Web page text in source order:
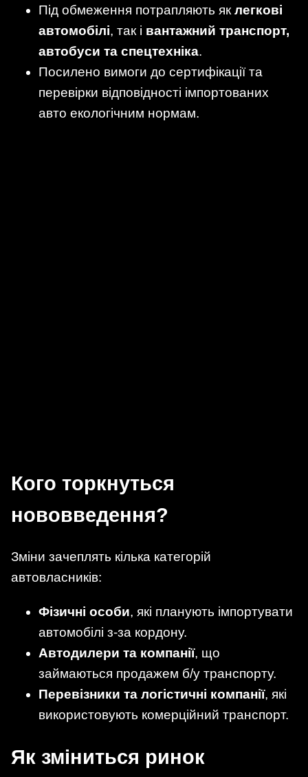
Під обмеження потрапляють яклегкові
автомобілі, так і вантажний транспорт,
автобуси та спецтехніка.
Посилено вимоги до сертифікації та
перевірки відповідності імпортованих
авто екологічним нормам.
Кого торкнуться
нововведення?
Зміни зачеплять кілька категорій
автовласників:
Фізичні особи, які планують імпортувати
автомобілі з-за кордону.
Автодилери та компанії, що
займаються продажем б/у транспорту.
Перевізники та логістичні компанії, які
використовують комерційний транспорт.
Як зміниться ринок